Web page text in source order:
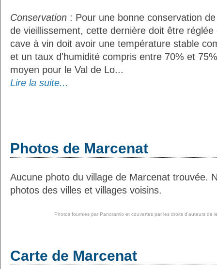
Conservation : Pour une bonne conservation
de vieillissement, cette dernière doit être réglée
cave à vin doit avoir une température stable
et un taux d'humidité compris entre 70% et
moyen pour le Val de Lo...
Lire la suite...
Photos de Marcenat
Aucune photo du village de Marcenat trouvée.
photos des villes et villages voisins.
Photos fournies par Panoramio et couvertes par les droits d'auteurs de
Carte de Marcenat